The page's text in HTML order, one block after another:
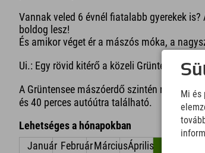
Vannak veled 6 évnél fiatalabb gyerekek
boldog lesz!
És amikor véget ér a mászós móka, a
Ui.: Egy rövid kitérő a közeli Grüntensee-
A Grüntensee mászóerdő szintén remek
és 40 perces autóútra található.
Lehetséges a hónapokban
Január FebruárMárciusÁprilis
Mi és